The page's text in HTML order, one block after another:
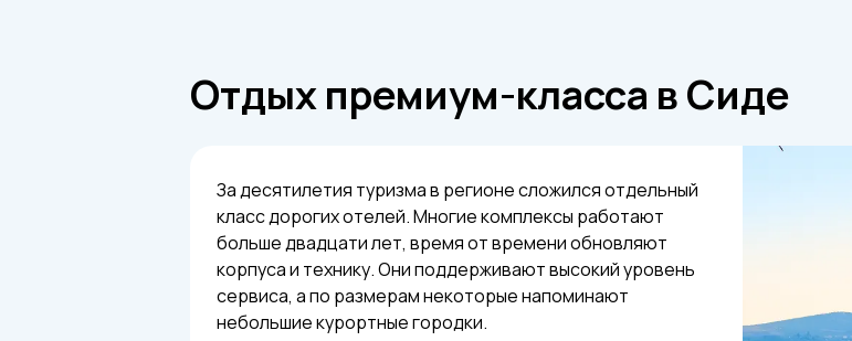
Отдых премиум-класса в Сиде
За десятилетия туризма в регионе сложился отдельный
класс дорогих отелей. Многие комплексы работают
больше двадцати лет, время от времени обновляют
корпуса и технику. Они поддерживают высокий уровень
сервиса, а по размерам некоторые напоминают
небольшие курортные городки.